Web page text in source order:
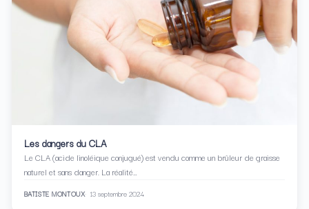
Les dangers du CLA
Le CLA (acide linoléique conjugué) est vendu comme un brûleur de graisse
naturel et sans danger. La réalité…
BATISTE MONTOUX 13 septembre 2024